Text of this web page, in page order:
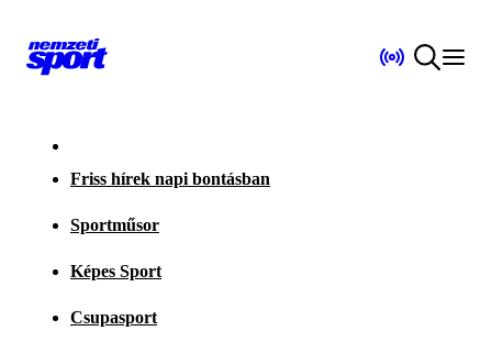
Friss hírek napi bontásban
Sportműsor
Képes Sport
Csupasport